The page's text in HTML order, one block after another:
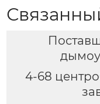
вентилятор
идеальное
вентиляции.
4-68